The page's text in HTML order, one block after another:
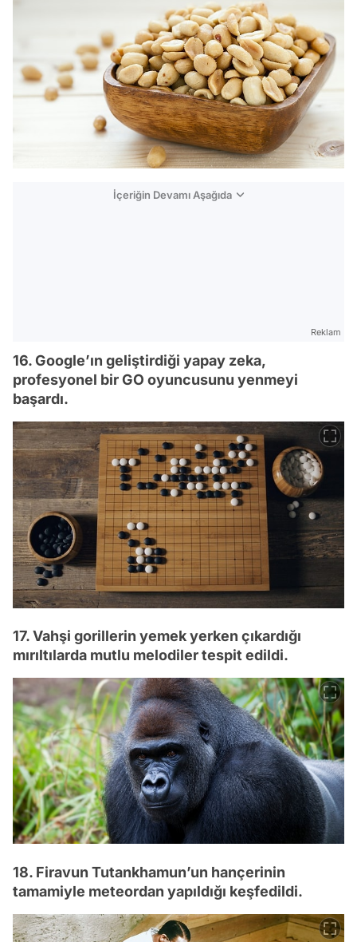
İçeriğin Devamı Aşağıda
Reklam
16. Google’ın geliştirdiği yapay zeka,
profesyonel bir GO oyuncusunu yenmeyi
başardı.
17. Vahşi gorillerin yemek yerken çıkardığı
mırıltılarda mutlu melodiler tespit edildi.
18. Firavun Tutankhamun’un hançerinin
tamamiyle meteordan yapıldığı keşfedildi.